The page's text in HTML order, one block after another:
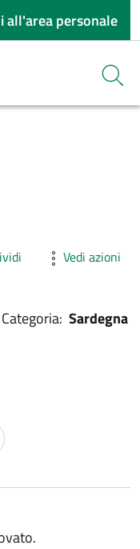
all'area personale
Vedi azioni
Categoria: Sardegna